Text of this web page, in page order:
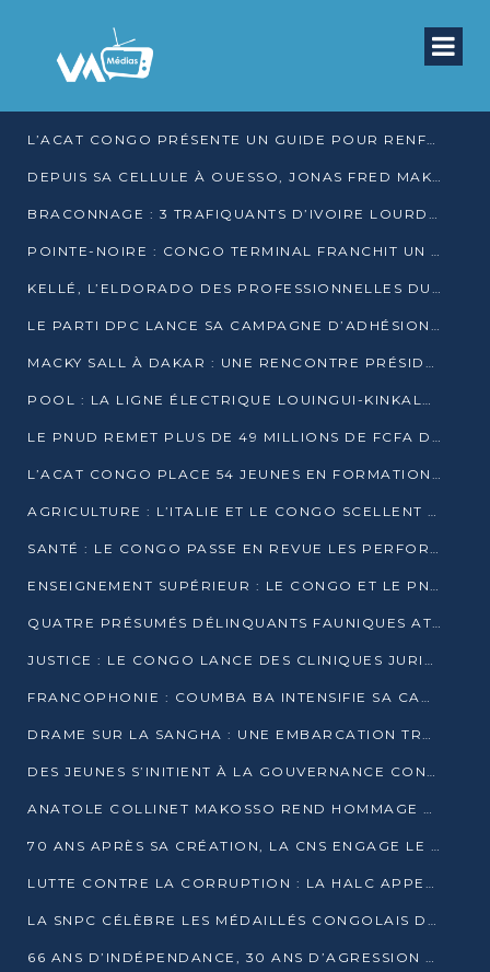
L’ACAT CONGO PRÉSENTE UN GUIDE POUR RENFORCER LES GARANTIES JUDICIAIRES EN GARDE À VUE
DEPUIS SA CELLULE À OUESSO, JONAS FRED MAKITA DÉNONCE CE QU’IL QUALIFIE DE DÉNI DE JUSTICE
BRACONNAGE : 3 TRAFIQUANTS D’IVOIRE LOURDEMENT CONDAMNÉS À DJAMBALA
POINTE-NOIRE : CONGO TERMINAL FRANCHIT UN CAP HISTORIQUE AVEC 99 MOUVEMENTS/HEURE
KELLÉ, L’ELDORADO DES PROFESSIONNELLES DU SEXE
LE PARTI DPC LANCE SA CAMPAGNE D’ADHÉSIONS ET VEUT STRUCTURER SA PRÉSENCE DANS LES 15 DÉPARTEMENTS
MACKY SALL À DAKAR : UNE RENCONTRE PRÉSIDENTIELLE QUI DIVISE L’OPINION SÉNÉGALAISE
POOL : LA LIGNE ÉLECTRIQUE LOUINGUI-KINKALA-BOKO MISE EN SERVICE
LE PNUD REMET PLUS DE 49 MILLIONS DE FCFA D’ÉQUIPEMENTS POUR ACCÉLÉRER LA NUMÉRISATION DU SYSTÈME DE SANTÉ
L’ACAT CONGO PLACE 54 JEUNES EN FORMATION PROFESSIONNELLE
AGRICULTURE : L’ITALIE ET LE CONGO SCELLENT UN PARTENARIAT POUR UNE PRODUCTION LOCALE DURABLE
SANTÉ : LE CONGO PASSE EN REVUE LES PERFORMANCES DE SES HÔPITAUX À MI-PARCOURS
ENSEIGNEMENT SUPÉRIEUR : LE CONGO ET LE PNUD VEULENT RAPPROCHER LA FORMATION UNIVERSITAIRE DES BESOINS DU MARCHÉ DE L’EMPLOI
QUATRE PRÉSUMÉS DÉLINQUANTS FAUNIQUES ATTENDUS DEVANT LA JUSTICE POUR TRAFIC D’IVOIRE
JUSTICE : LE CONGO LANCE DES CLINIQUES JURIDIQUES POUR RAPPROCHER LE DROIT DES CITOYENS
FRANCOPHONIE : COUMBA BA INTENSIFIE SA CAMPAGNE POUR LA SUCCESSION À LA TÊTE DE L’OIF
DRAME SUR LA SANGHA : UNE EMBARCATION TRANSPORTANT DES FIDÈLES DE « NZAMBÉ YA L’HUILE » FAIT NAUFRAGE À OUESSO
DES JEUNES S’INITIENT À LA GOUVERNANCE CONTINENTALE À BRAZZAVILLE
ANATOLE COLLINET MAKOSSO REND HOMMAGE À JEAN-PAUL PIGASSE
70 ANS APRÈS SA CRÉATION, LA CNS ENGAGE LE VIRAGE DE LA DIGITALISATION
LUTTE CONTRE LA CORRUPTION : LA HALC APPELLE À PASSER DES DISCOURS AUX ACTES
LA SNPC CÉLÈBRE LES MÉDAILLÉS CONGOLAIS DES OLYMPIADES PANAFRICAINES DE MATHÉMATIQUES 2026
66 ANS D’INDÉPENDANCE, 30 ANS D’AGRESSION RWANDAISE : 4 PRÉSIDENCES, UN ÉCHEC COLLECTIF